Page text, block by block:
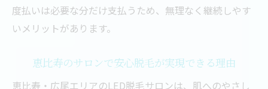
度払いは必要な分だけ支払うため、無理なく継続しやす
いメリットがあります。
恵比寿のサロンで安心脱毛が実現できる理由
恵比寿・広尾エリアのLED脱毛サロンは、肌へのやさし